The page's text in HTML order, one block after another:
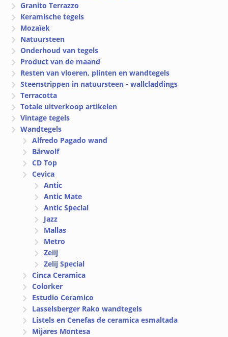
Granito Terrazzo
Keramische tegels
Mozaïek
Natuursteen
Onderhoud van tegels
Product van de maand
Resten van vloeren, plinten en wandtegels
Steenstrippen in natuursteen - wallcladdings
Terracotta
Totale uitverkoop artikelen
Vintage tegels
Wandtegels
Alfredo Pagado wand
Bärwolf
CD Top
Cevica
Antic
Antic Mate
Antic Special
Jazz
Mallas
Metro
Zelij
Zelij Special
Cinca Ceramica
Colorker
Estudio Ceramico
Lasselsberger Rako wandtegels
Listels en Cenefas de ceramica esmaltada
Mijares Montesa